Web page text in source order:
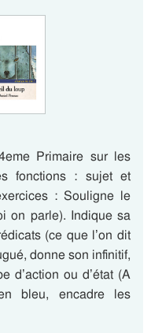
Primaire sur les
fonctions : sujet et
: Souligne le
on parle). Indique sa
(ce que l’on dit
donne son infinitif,
d’action ou d’état (A
bleu, encadre les